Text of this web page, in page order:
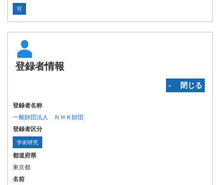
可
登録者情報
‐ 閉じる
登録者名称
一般財団法人 ＮＨＫ財団
登録者区分
学術研究
都道府県
東京都
名前